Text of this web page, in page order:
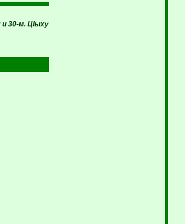
30-м. ЦIыху